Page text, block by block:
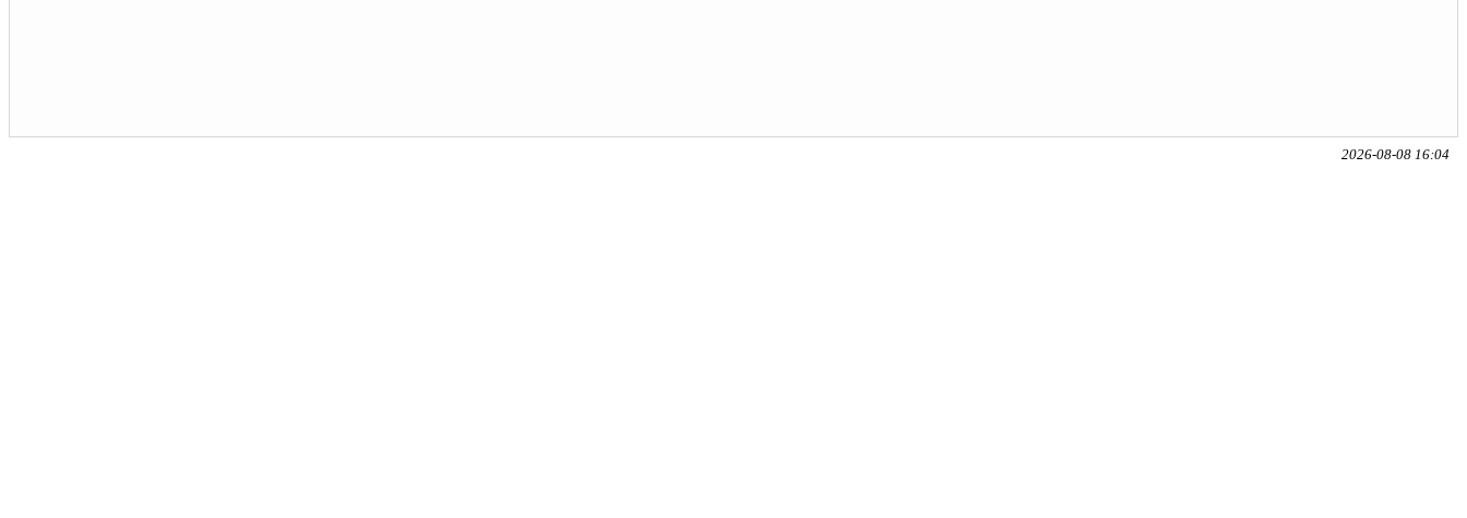
2026-08-08 16:04